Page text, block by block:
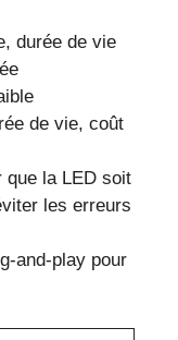
durée de vie
de vie, coût
que la LED soit
les erreurs
and-play pour